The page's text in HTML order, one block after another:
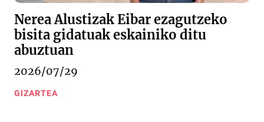
Nerea Alustizak Eibar ezagutzeko
bisita gidatuak eskainiko ditu
abuztuan
2026/07/29
GIZARTEA